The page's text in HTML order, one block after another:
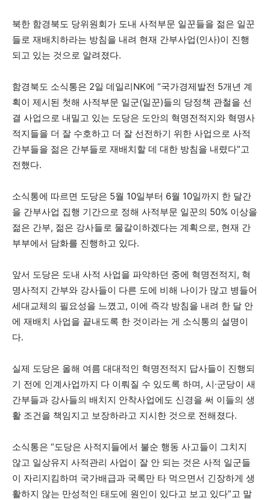
북한 함경북도 당위원회가 도내 사적부문 일꾼들을 젊은 일꾼
들로 재배치하라는 방침을 내려 현재 간부사업(인사)이 진행
되고 있는 것으로 알려졌다.
함경북도 소식통은 2일 데일리NK에 “국가경제발전 5개년 계
획이 제시된 첫해 사적부문 일군(일꾼)들의 당정책 관철을 선
결 사업으로 내밀고 있는 도당은 도안의 혁명전적지와 혁명사
적지들을 더 잘 수호하고 더 잘 선전하기 위한 사업으로 사적
간부들을 젊은 간부들로 재배치할 데 대한 방침을 내렸다”고
전했다.
소식통에 따르면 도당은 5월 10일부터 6월 10일까지 한 달간
을 간부사업 집행 기간으로 정해 사적부문 일꾼의 50% 이상을
젊은 간부, 젊은 강사들로 물갈이하겠다는 계획으로, 현재 간
부부에서 담화를 진행하고 있다.
앞서 도당은 도내 사적 사업을 파악하던 중에 혁명전적지, 혁
명사적지 간부와 강사들이 다른 도에 비해 나이가 많고 병들어
세대교체의 필요성을 느꼈고, 이에 즉각 방침을 내려 한 달 안
에 재배치 사업을 끝내도록 한 것이라는 게 소식통의 설명이
다.
실제 도당은 올해 여름 대대적인 혁명전적지 답사들이 진행되
기 전에 인계사업까지 다 이뤄질 수 있도록 하며, 시·군당이 새
간부들과 강사들의 배치지 안착사업에도 신경을 써 이들의 생
활 조건을 책임지고 보장하라고 지시한 것으로 전해졌다.
소식통은 “도당은 사적지들에서 불순 행동 사고들이 그치지
않고 일상유지 사적관리 사업이 잘 안 되는 것은 사적 일군들
이 자리지킴하며 국가배급과 국록만 타 먹으면서 긴장하게 생
활하지 않는 만성적인 태도에 원인이 있다고 보고 있다”고 말